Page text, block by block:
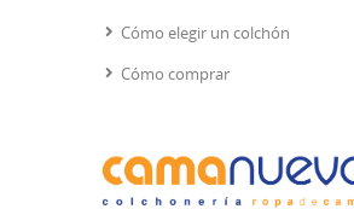
Cómo elegir un colchón
Cómo comprar